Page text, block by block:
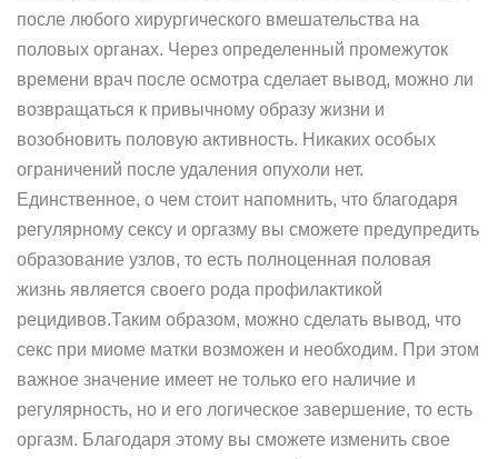
после любого хирургического вмешательства на
половых органах. Через определенный промежуток
времени врач после осмотра сделает вывод, можно ли
возвращаться к привычному образу жизни и
возобновить половую активность. Никаких особых
ограничений после удаления опухоли нет.
Единственное, о чем стоит напомнить, что благодаря
регулярному сексу и оргазму вы сможете предупредить
образование узлов, то есть полноценная половая
жизнь является своего рода профилактикой
рецидивов.Таким образом, можно сделать вывод, что
секс при миоме матки возможен и необходим. При этом
важное значение имеет не только его наличие и
регулярность, но и его логическое завершение, то есть
оргазм. Благодаря этому вы сможете изменить свое